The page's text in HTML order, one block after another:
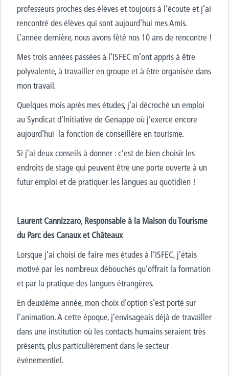
professeurs proches des élèves et toujours à l’écoute et j’ai
rencontré des élèves qui sont aujourd’hui mes Amis.
L’année dernière, nous avons fêté nos 10 ans de rencontre !
Mes trois années passées à l’ISFEC m’ont appris à être
polyvalente, à travailler en groupe et à être organisée dans
mon travail.
Quelques mois après mes études, j’ai décroché un emploi
au Syndicat d’Initiative de Genappe où j’exerce encore
aujourd’hui la fonction de conseillère en tourisme.
Si j’ai deux conseils à donner : c’est de bien choisir les
endroits de stage qui peuvent être une porte ouverte à un
futur emploi et de pratiquer les langues au quotidien !
Laurent Cannizzaro, Responsable à la Maison du Tourisme
du Parc des Canaux et Châteaux
Lorsque j’ai choisi de faire mes études à l’ISFEC, j’étais
motivé par les nombreux débouchés qu’offrait la formation
et par la pratique des langues étrangères.
En deuxième année, mon choix d’option s’est porté sur
l’animation. A cette époque, j’envisageais déjà de travailler
dans une institution où les contacts humains seraient très
présents, plus particulièrement dans le secteur
événementiel.